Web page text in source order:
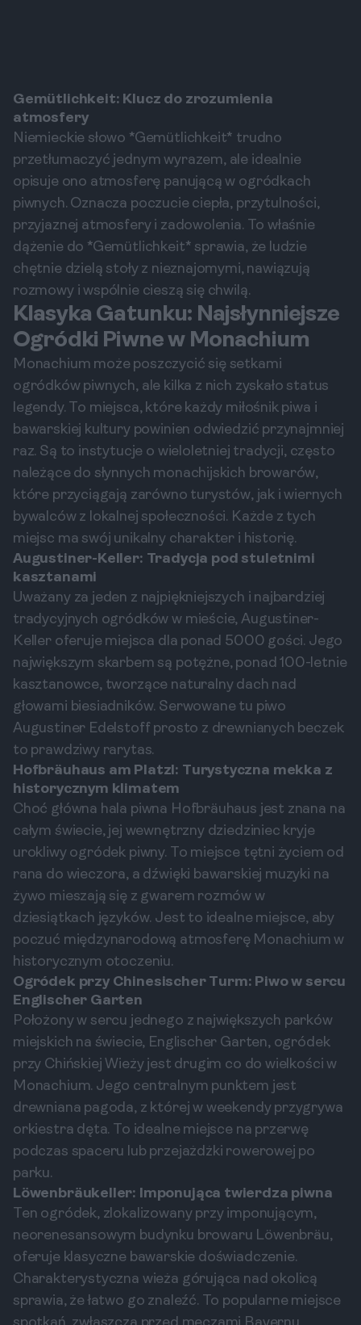
Gemütlichkeit: Klucz do zrozumienia
atmosfery
Niemieckie słowo *Gemütlichkeit* trudno
przetłumaczyć jednym wyrazem, ale idealnie
opisuje ono atmosferę panującą w ogródkach
piwnych. Oznacza poczucie ciepła, przytulności,
przyjaznej atmosfery i zadowolenia. To właśnie
dążenie do *Gemütlichkeit* sprawia, że ludzie
chętnie dzielą stoły z nieznajomymi, nawiązują
rozmowy i wspólnie cieszą się chwilą.
Klasyka Gatunku: Najsłynniejsze
Ogródki Piwne w Monachium
Monachium może poszczycić się setkami
ogródków piwnych, ale kilka z nich zyskało status
legendy. To miejsca, które każdy miłośnik piwa i
bawarskiej kultury powinien odwiedzić przynajmniej
raz. Są to instytucje o wieloletniej tradycji, często
należące do słynnych monachijskich browarów,
które przyciągają zarówno turystów, jak i wiernych
bywalców z lokalnej społeczności. Każde z tych
miejsc ma swój unikalny charakter i historię.
Augustiner-Keller: Tradycja pod stuletnimi
kasztanami
Uważany za jeden z najpiękniejszych i najbardziej
tradycyjnych ogródków w mieście, Augustiner-
Keller oferuje miejsca dla ponad 5000 gości. Jego
największym skarbem są potężne, ponad 100-letnie
kasztanowce, tworzące naturalny dach nad
głowami biesiadników. Serwowane tu piwo
Augustiner Edelstoff prosto z drewnianych beczek
to prawdziwy rarytas.
Hofbräuhaus am Platzl: Turystyczna mekka z
historycznym klimatem
Choć główna hala piwna Hofbräuhaus jest znana na
całym świecie, jej wewnętrzny dziedziniec kryje
urokliwy ogródek piwny. To miejsce tętni życiem od
rana do wieczora, a dźwięki bawarskiej muzyki na
żywo mieszają się z gwarem rozmów w
dziesiątkach języków. Jest to idealne miejsce, aby
poczuć międzynarodową atmosferę Monachium w
historycznym otoczeniu.
Ogródek przy Chinesischer Turm: Piwo w sercu
Englischer Garten
Położony w sercu jednego z największych parków
miejskich na świecie, Englischer Garten, ogródek
przy Chińskiej Wieży jest drugim co do wielkości w
Monachium. Jego centralnym punktem jest
drewniana pagoda, z której w weekendy przygrywa
orkiestra dęta. To idealne miejsce na przerwę
podczas spaceru lub przejażdżki rowerowej po
parku.
Löwenbräukeller: Imponująca twierdza piwna
Ten ogródek, zlokalizowany przy imponującym,
neorenesansowym budynku browaru Löwenbräu,
oferuje klasyczne bawarskie doświadczenie.
Charakterystyczna wieża górująca nad okolicą
sprawia, że łatwo go znaleźć. To popularne miejsce